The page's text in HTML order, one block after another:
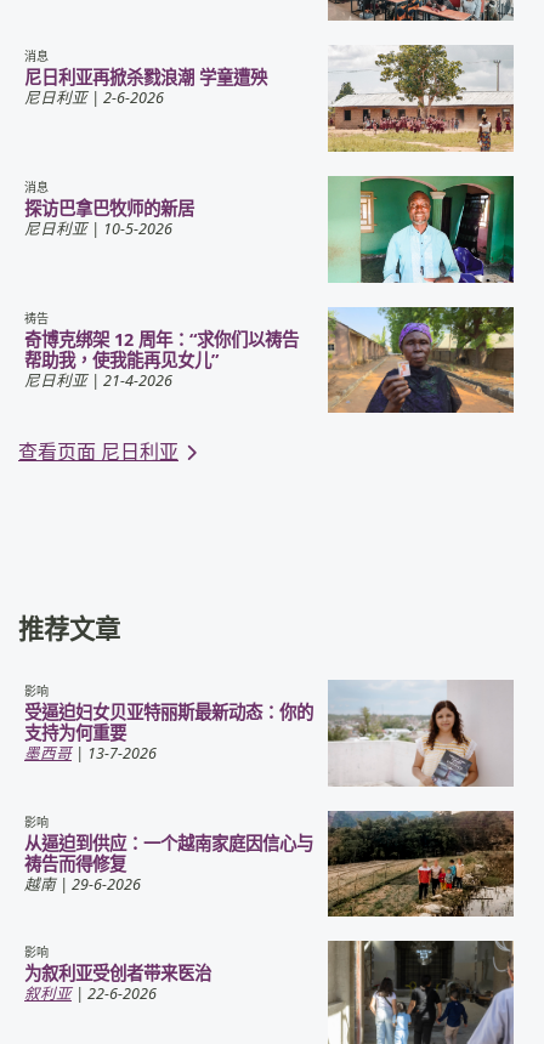
消息
尼日利亚再掀杀戮浪潮 学童遭殃
尼日利亚| 2-6-2026
消息
探访巴拿巴牧师的新居
尼日利亚| 10-5-2026
祷告
奇博克绑架 12 周年：“求你们以祷告
帮助我，使我能再见女儿”
尼日利亚| 21-4-2026
查看页面 尼日利亚
推荐文章
影响
受逼迫妇女贝亚特丽斯最新动态：你的
支持为何重要
墨西哥| 13-7-2026
影响
从逼迫到供应：一个越南家庭因信心与
祷告而得修复
越南| 29-6-2026
影响
为叙利亚受创者带来医治
叙利亚| 22-6-2026